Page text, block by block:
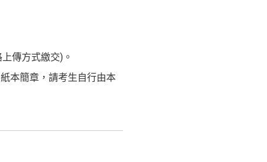
傳方式繳交)。
本簡章，請考生自行由本